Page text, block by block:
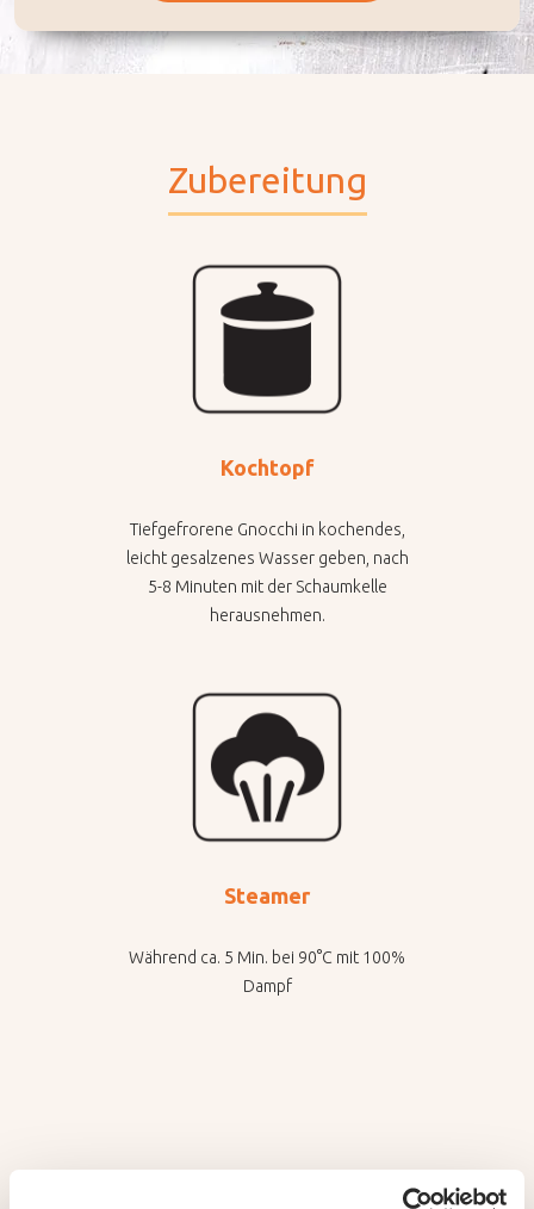
Zubereitung
Kochtopf
Tiefgefrorene Gnocchi in kochendes,
leicht gesalzenes Wasser geben, nach
5-8 Minuten mit der Schaumkelle
herausnehmen.
Steamer
Während ca. 5 Min. bei 90°C mit 100%
Dampf